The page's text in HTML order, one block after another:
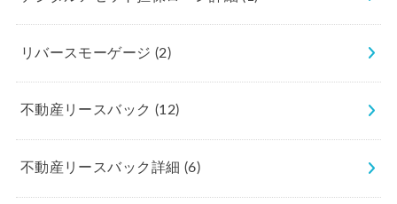
リバースモーゲージ (2)
不動産リースバック (12)
不動産リースバック詳細 (6)